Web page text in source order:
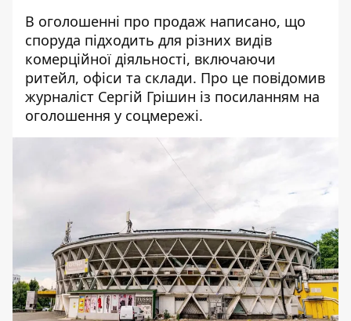
В оголошенні про продаж написано, що
споруда підходить для різних видів
комерційної діяльності, включаючи
ритейл, офіси та склади. Про це повідомив
журналіст Сергій Грішин із посиланням на
оголошення у соцмережі.